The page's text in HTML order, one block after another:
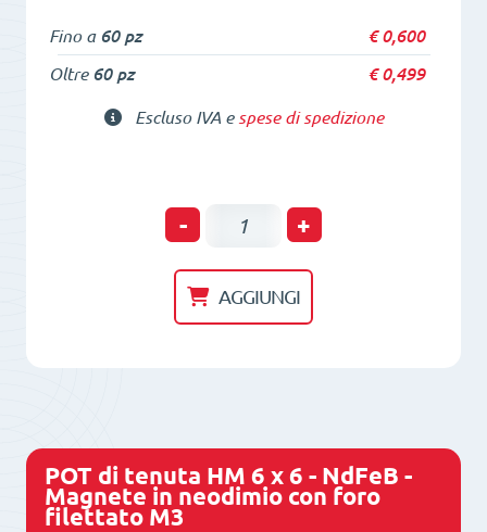
Fino a 60 pz €0,600
Oltre 60 pz €0,499
Escluso IVA e spese di spedizione
-
POT
tenuta
HM
x
3,3
+
AGGIUNGI
POT di tenuta HM 6 x 6 - NdFeB -
Magnete in neodimio con foro
filettato M3